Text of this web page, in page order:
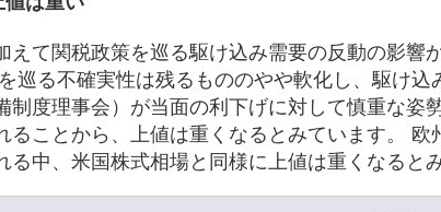
えて関税政策を巡る駆け込み需要の反動の影響
巡る不確実性は残るもののやや軟化し、駆け込
度理事会）が当面の利下げに対して慎重な姿
ることから、上値は重くなるとみています。 欧
中、米国株式相場と同様に上値は重くなると